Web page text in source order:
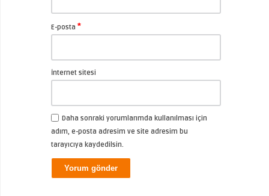
E-posta *
İnternet sitesi
Daha sonraki yorumlarımda kullanılması için
adım, e-posta adresim ve site adresim bu
tarayıcıya kaydedilsin.